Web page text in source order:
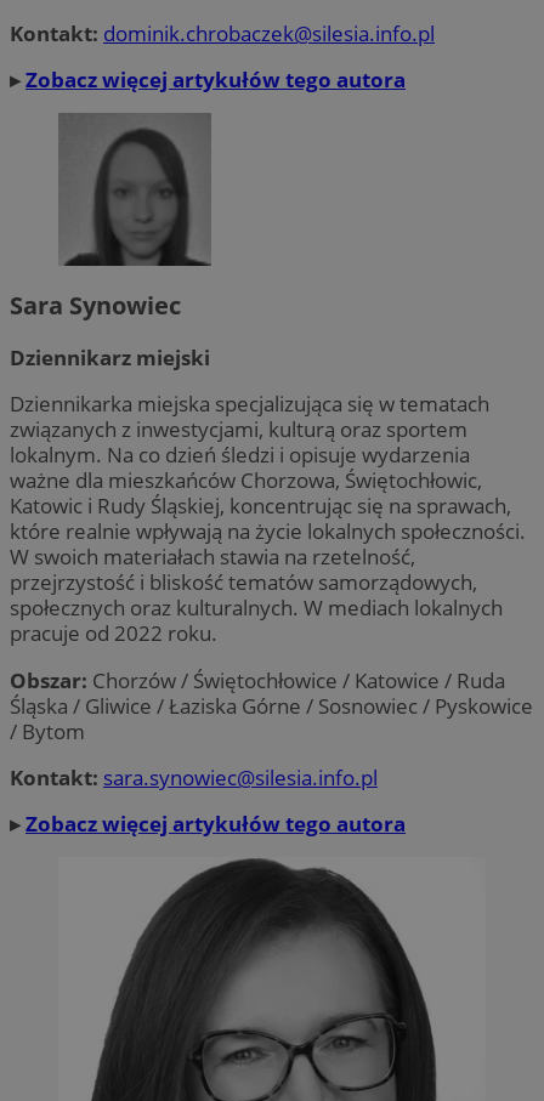
Kontakt: dominik.chrobaczek@silesia.info.pl
▸Zobacz więcej artykułów tego autora
Sara Synowiec
Dziennikarz miejski
Dziennikarka miejska specjalizująca się w tematach
związanych z inwestycjami, kulturą oraz sportem
lokalnym. Na co dzień śledzi i opisuje wydarzenia
ważne dla mieszkańców Chorzowa, Świętochłowic,
Katowic i Rudy Śląskiej, koncentrując się na sprawach,
które realnie wpływają na życie lokalnych społeczności.
W swoich materiałach stawia na rzetelność,
przejrzystość i bliskość tematów samorządowych,
społecznych oraz kulturalnych. W mediach lokalnych
pracuje od 2022 roku.
Obszar: Chorzów / Świętochłowice / Katowice / Ruda
Śląska / Gliwice / Łaziska Górne / Sosnowiec / Pyskowice
/ Bytom
Kontakt: sara.synowiec@silesia.info.pl
▸Zobacz więcej artykułów tego autora